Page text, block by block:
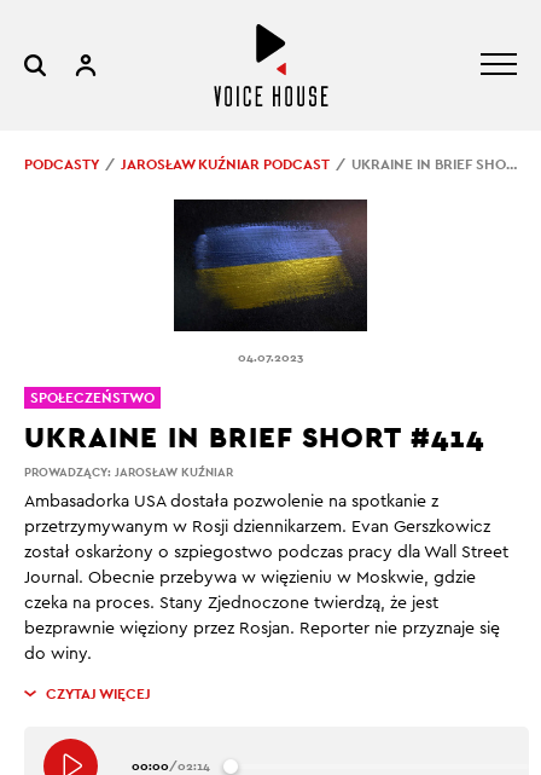
PODCASTY JAROSŁAW KUŹNIAR PODCAST UKRAINE IN BRIEF SHORT #414
04.07.2023
PROWADZĄCY: JAROSŁAW KUŹNIAR
UKRAINE IN BRIEF SHORT #414
Ambasadorka USA dostała pozwolenie na spotkanie z
przetrzymywanym w Rosji dziennikarzem. Evan Gerszkowicz
został oskarżony o szpiegostwo podczas pracy dla Wall Street
Journal. Obecnie przebywa w więzieniu w Moskwie, gdzie
czeka na proces. Stany Zjednoczone twierdzą, że jest
bezprawnie więziony przez Rosjan. Reporter nie przyznaje się
do winy.
CZYTAJ WIĘCEJ
00:00/02:14
SPOŁECZEŃSTWO